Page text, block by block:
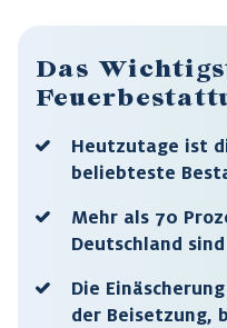
Das
Heutzutage ist
beliebteste
Mehr als 70
Deutschland
Die
der Beisetzung,